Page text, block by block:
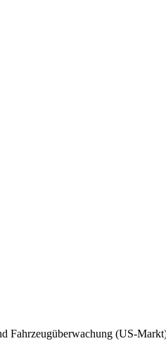
Fahrzeugüberwachung (US-